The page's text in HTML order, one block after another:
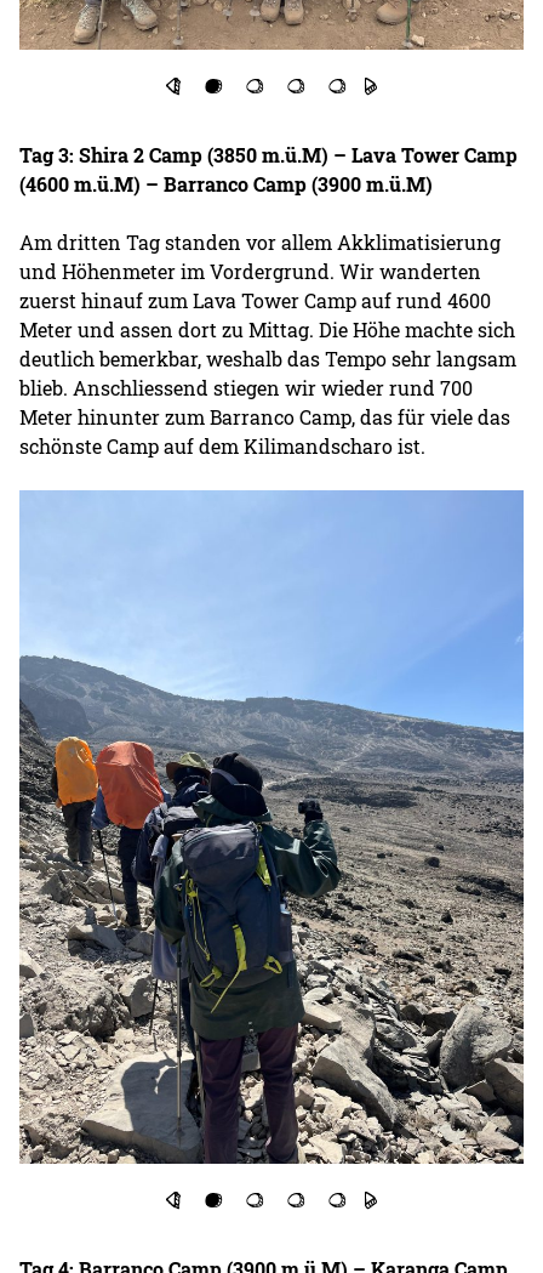
Tag 3: Shira 2 Camp (3850 m.ü.M) – Lava Tower Camp
(4600 m.ü.M) – Barranco Camp (3900 m.ü.M)
Am dritten Tag standen vor allem Akklimatisierung
und Höhenmeter im Vordergrund. Wir wanderten
zuerst hinauf zum Lava Tower Camp auf rund 4600
Meter und assen dort zu Mittag. Die Höhe machte sich
deutlich bemerkbar, weshalb das Tempo sehr langsam
blieb. Anschliessend stiegen wir wieder rund 700
Meter hinunter zum Barranco Camp, das für viele das
schönste Camp auf dem Kilimandscharo ist.